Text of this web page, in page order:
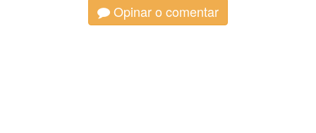
Opinar o comentar